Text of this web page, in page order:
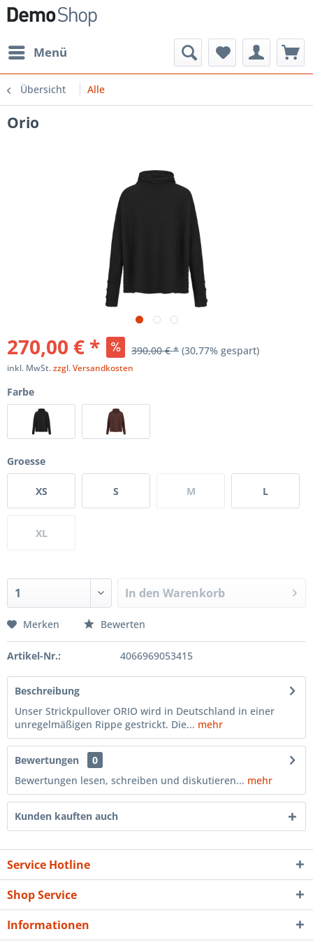
Menü
Übersicht Alle
Orio
270,00 € * 390,00 € * (30,77% gespart)
inkl. MwSt.zzgl. Versandkosten
Farbe
Groesse
XS S M L
XL
In den Warenkorb
Merken Bewerten
Artikel-Nr.: 4066969053415
Beschreibung
Unser Strickpullover ORIO wird in Deutschland in einer
unregelmäßigen Rippe gestrickt. Die... mehr
Bewertungen
0
Bewertungen lesen, schreiben und diskutieren... mehr
Kunden kauften auch
Service Hotline
Shop Service
Informationen